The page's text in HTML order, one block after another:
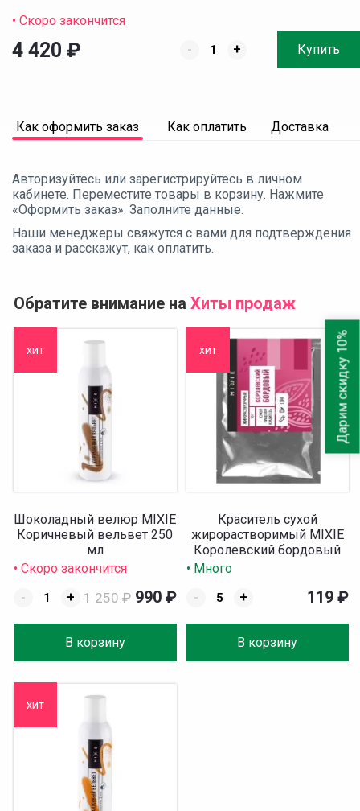
• Скоро закончится
4 420 ₽ - + Купить
Как оформить заказ Как оплатить Доставка
Авторизуйтесь или зарегистрируйтесь в личном
кабинете. Переместите товары в корзину. Нажмите
«Оформить заказ». Заполните данные.
Наши менеджеры свяжутся с вами для подтверждения
заказа и расскажут, как оплатить.
Обратите внимание на Хиты продаж
хит
Шоколадный велюр MIXIE
Коричневый вельвет 250
мл
• Скоро закончится
-
+
В корзину
1 250 ₽ 990 ₽
хит
Краситель сухой
жирорастворимый MIXIE
Королевский бордовый
• Много
-
+
В корзину
119 ₽
хит
Дарим скидку 10%